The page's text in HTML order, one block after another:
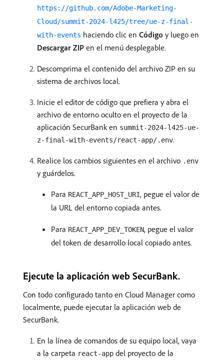
https://github.com/Adobe-Marketing-
Cloud/summit-2024-l425/tree/ue-z-final-
with-events haciendo clic en Código y luego en
Descargar ZIP en el menú desplegable.
Descomprima el contenido del archivo ZIP en su
sistema de archivos local.
Inicie el editor de código que prefiera y abra el
archivo de entorno oculto en el proyecto de la
aplicación SecurBank en summit-2024-l425-ue-
z-final-with-events/react-app/.env.
Realice los cambios siguientes en el archivo .env
y guárdelos.
Para REACT_APP_HOST_URI, pegue el valor de
la URL del entorno copiada antes.
Para REACT_APP_DEV_TOKEN, pegue el valor
del token de desarrollo local copiado antes.
Ejecute la aplicación web SecurBank.
Con todo configurado tanto en Cloud Manager como
localmente, puede ejecutar la aplicación web de
SecurBank.
En la línea de comandos de su equipo local, vaya
a la carpeta react-app del proyecto de la